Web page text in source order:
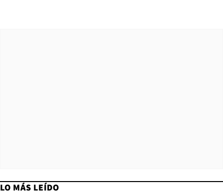
LO MÁS LEÍDO